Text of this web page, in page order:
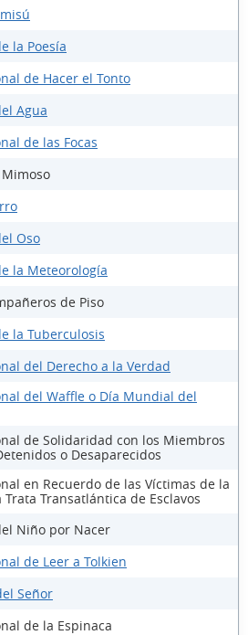
la Poesía
de Hacer el Tonto
Agua
de las Focas
Oso
la Meteorología
de Piso
la Tuberculosis
del Derecho a la Verdad
del Waffle o Día Mundial del
de Solidaridad con los Miembros
o Desaparecidos
en Recuerdo de las Víctimas de la
Trata Transatlántica de Esclavos
Niño por Nacer
de Leer a Tolkien
Señor
de la Espinaca